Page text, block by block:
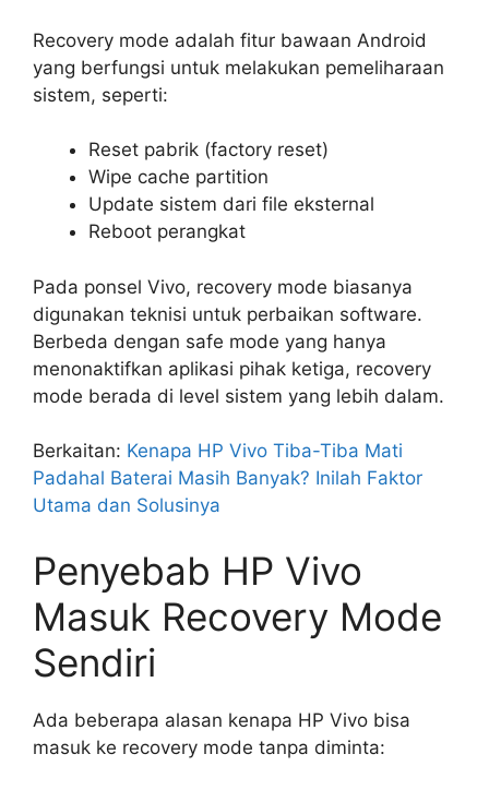
Recovery mode adalah fitur bawaan Android
yang berfungsi untuk melakukan pemeliharaan
sistem, seperti:
Reset pabrik (factory reset)
Wipe cache partition
Update sistem dari file eksternal
Reboot perangkat
Pada ponsel Vivo, recovery mode biasanya
digunakan teknisi untuk perbaikan software.
Berbeda dengan safe mode yang hanya
menonaktifkan aplikasi pihak ketiga, recovery
mode berada di level sistem yang lebih dalam.
Berkaitan: Kenapa HP Vivo Tiba-Tiba Mati
Padahal Baterai Masih Banyak? Inilah Faktor
Utama dan Solusinya
Penyebab HP Vivo
Masuk Recovery Mode
Sendiri
Ada beberapa alasan kenapa HP Vivo bisa
masuk ke recovery mode tanpa diminta: